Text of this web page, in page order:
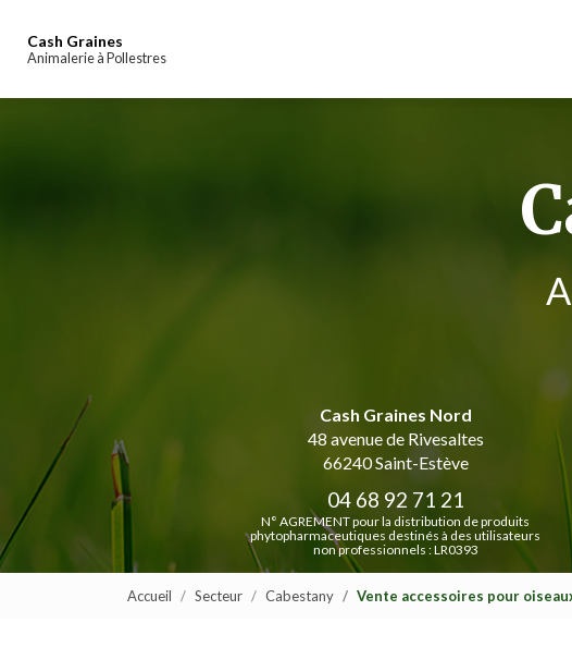
contenu
Cash Graines
Animalerie à Pollestres
Cash Graines Nord
48 avenue de Rivesaltes
66240 Saint-Estève
04 68 92 71 21
N° AGREMENT pour la distribution de produits
phytopharmaceutiques destinés à des utilisateurs
non professionnels : LR0393
Accueil Secteur Cabestany Vente accessoires pour